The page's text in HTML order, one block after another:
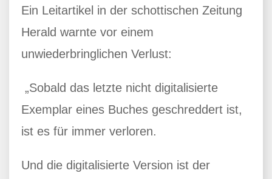
Ein Leitartikel in der schottischen Zeitung
Herald warnte vor einem
unwiederbringlichen Verlust:
„Sobald das letzte nicht digitalisierte
Exemplar eines Buches geschreddert ist,
ist es für immer verloren.
Und die digitalisierte Version ist der